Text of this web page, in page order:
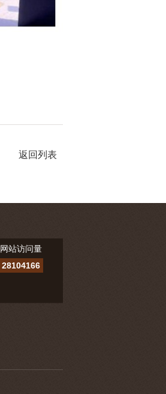
返回列表
网站访问量
28104166